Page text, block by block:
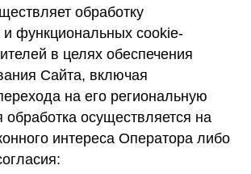
обработку
и функциональных cookie-
в целях обеспечения
Сайта, включая
на его региональную
обработка осуществляется на
интереса Оператора либо